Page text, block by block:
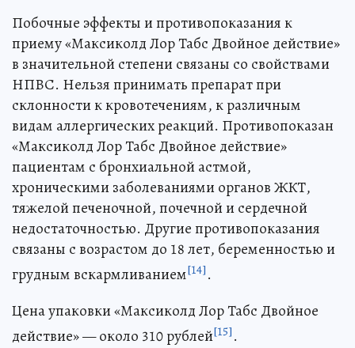
Побочные эффекты и противопоказания к
приему «Максиколд Лор Табс Двойное действие»
в значительной степени связаны со свойствами
НПВС. Нельзя принимать препарат при
склонности к кровотечениям, к различным
видам аллергических реакций. Противопоказан
«Максиколд Лор Табс Двойное действие»
пациентам с бронхиальной астмой,
хроническими заболеваниями органов ЖКТ,
тяжелой печеночной, почечной и сердечной
недостаточностью. Другие противопоказания
связаны с возрастом до 18 лет, беременностью и
грудным вскармливанием[14].
Цена упаковки «Максиколд Лор Табс Двойное
действие» — около 310 рублей[15].